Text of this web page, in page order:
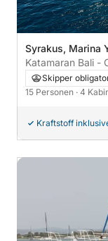
Syrakus, Marina
Katamaran Bali -
Skipper
15 Personen · 4
Kraftstoff